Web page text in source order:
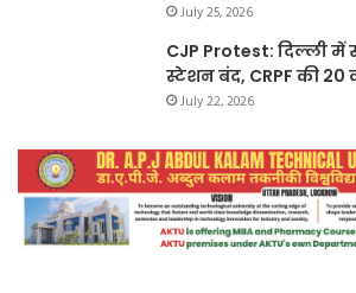
July 25, 2026
CJP Protest: दिल्ली में
स्टेशन बंद, CRPF की 20
July 22, 2026